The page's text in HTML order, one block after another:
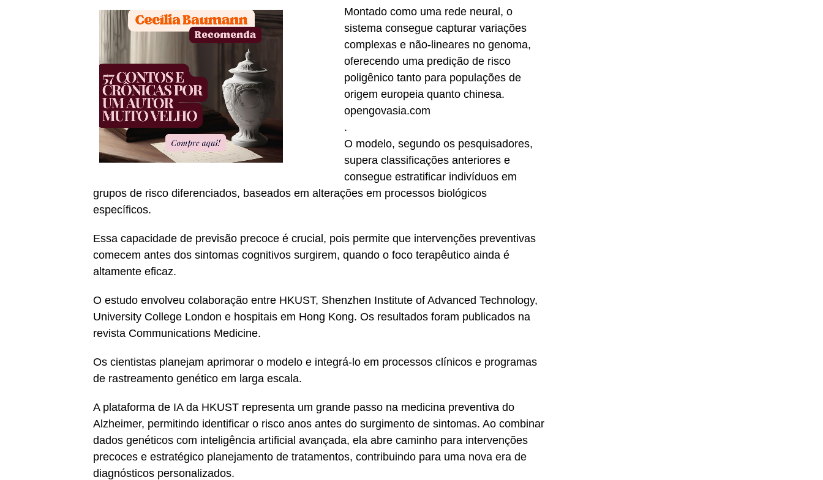
Montado como uma rede neural, o
sistema consegue capturar variações
complexas e não-lineares no genoma,
oferecendo uma predição de risco
poligênico tanto para populações de
origem europeia quanto chinesa.
opengovasia.com
.
O modelo, segundo os pesquisadores,
supera classificações anteriores e
consegue estratificar indivíduos em
grupos de risco diferenciados, baseados em alterações em processos biológicos
específicos.
Essa capacidade de previsão precoce é crucial, pois permite que intervenções preventivas
comecem antes dos sintomas cognitivos surgirem, quando o foco terapêutico ainda é
altamente eficaz.
O estudo envolveu colaboração entre HKUST, Shenzhen Institute of Advanced Technology,
University College London e hospitais em Hong Kong. Os resultados foram publicados na
revista Communications Medicine.
Os cientistas planejam aprimorar o modelo e integrá-lo em processos clínicos e programas
de rastreamento genético em larga escala.
A plataforma de IA da HKUST representa um grande passo na medicina preventiva do
Alzheimer, permitindo identificar o risco anos antes do surgimento de sintomas. Ao combinar
dados genéticos com inteligência artificial avançada, ela abre caminho para intervenções
precoces e estratégico planejamento de tratamentos, contribuindo para uma nova era de
diagnósticos personalizados.